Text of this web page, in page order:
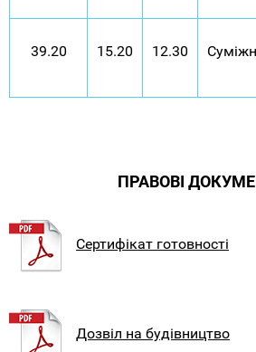
39.20 15.20 12.30
ПРАВОВІ
Сертифікат готовності
Дозвіл на будівництво